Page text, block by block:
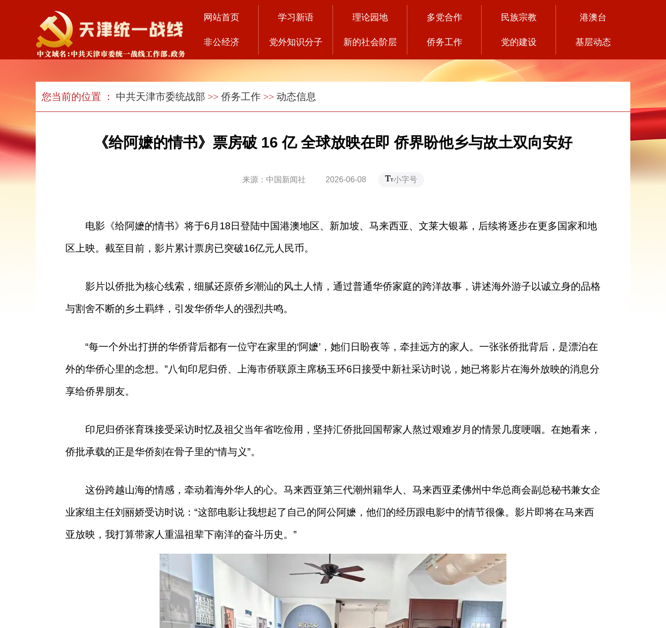
网站首页
非公经济
学习新语
党外知识分子
理论园地
新的社会阶层
多党合作
侨务工作
民族宗教
党的建设
港澳台
基层动态
您当前的位置 ： 中共天津市委统战部 >> 侨务工作 >> 动态信息
《给阿嬷的情书》票房破 16 亿 全球放映在即 侨界盼他乡与故土双向安好
来源：中国新闻社 2026-06-08 小字号
电影《给阿嬷的情书》将于6月18日登陆中国港澳地区、新加坡、马来西亚、文莱大银幕，后续将逐步在更多国家和地
区上映。截至目前，影片累计票房已突破16亿元人民币。
影片以侨批为核心线索，细腻还原侨乡潮汕的风土人情，通过普通华侨家庭的跨洋故事，讲述海外游子以诚立身的品格
与割舍不断的乡土羁绊，引发华侨华人的强烈共鸣。
“每一个外出打拼的华侨背后都有一位守在家里的‘阿嬷’，她们日盼夜等，牵挂远方的家人。一张张侨批背后，是漂泊在
外的华侨心里的念想。”八旬印尼归侨、上海市侨联原主席杨玉环6日接受中新社采访时说，她已将影片在海外放映的消息分
享给侨界朋友。
印尼归侨张育珠接受采访时忆及祖父当年省吃俭用，坚持汇侨批回国帮家人熬过艰难岁月的情景几度哽咽。在她看来，
侨批承载的正是华侨刻在骨子里的“情与义”。
这份跨越山海的情感，牵动着海外华人的心。马来西亚第三代潮州籍华人、马来西亚柔佛州中华总商会副总秘书兼女企
业家组主任刘丽娇受访时说：“这部电影让我想起了自己的阿公阿嬷，他们的经历跟电影中的情节很像。影片即将在马来西
亚放映，我打算带家人重温祖辈下南洋的奋斗历史。”